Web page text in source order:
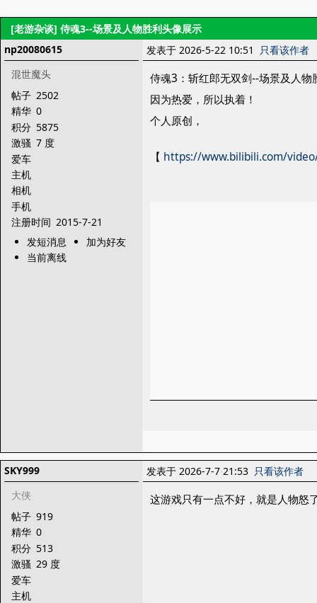
[老游杂谈] 侍魂3--场景及人物胜利头像展示
np20080615
混世魔头
帖子 2502
精华 0
积分 5875
激骚 7 度
爱车
主机
相机
手机
注册时间 2015-7-21
发短消息
加为好友
当前离线
发表于 2026-5-22 10:51 只看该作者
侍魂3：斩红郎无双剑--场景及人物
因为热爱，所以执着！
个人原创，
【 https://www.bilibili.com/
SKY999
大侠
帖子 919
精华 0
积分 513
激骚 29 度
爱车
主机
发表于 2026-7-7 21:53 只看该作者
这游戏只有一点不好，就是人物怒